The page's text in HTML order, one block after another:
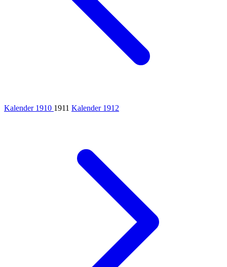
Kalender 1910 1911 Kalender 1912